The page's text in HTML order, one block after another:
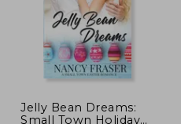
50%
dcto.
Jelly Bean Dreams:
Small Town Holiday